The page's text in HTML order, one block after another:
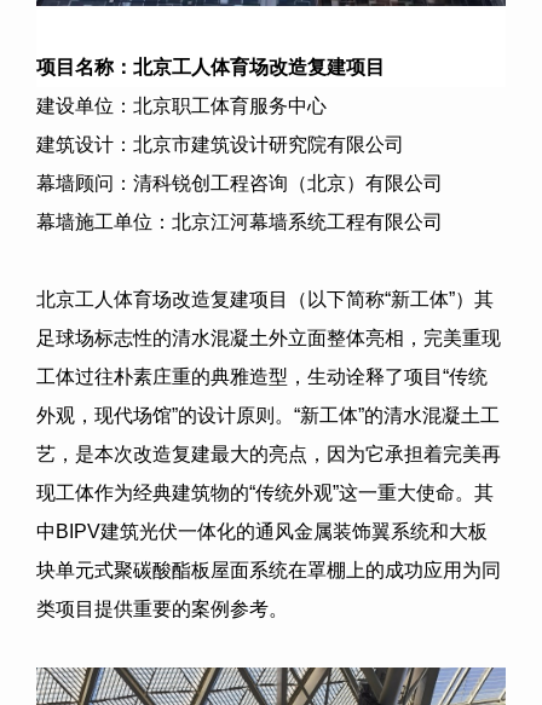
项目名称： 北京工人体育场改造复建项目
建设单位：北京职工体育服务中心
建筑设计：北京市建筑设计研究院有限公司
幕墙顾问：清科锐创工程咨询（北京）有限公司
幕墙施工单位：北京江河幕墙系统工程有限公司
北京工人体育场改造复建项目（以下简称“新工体”）其
足球场标志性的清水混凝土外立面整体亮相，完美重现
工体过往朴素庄重的典雅造型，生动诠释了项目 “传统
外观，现代场馆”的设计原则。 “新工体”的清水混凝土工
艺，是本次改造复建最大的亮点，因为它承担着完美再
现工体作为经典建筑物的“传统外观”这一重大使命。其
中 BIPV建筑光伏一体化的通风金属装饰翼系统和大板
块单元式聚碳酸酯板屋面系统在罩棚上的成功应用为同
类项目提供重要的案例参考。